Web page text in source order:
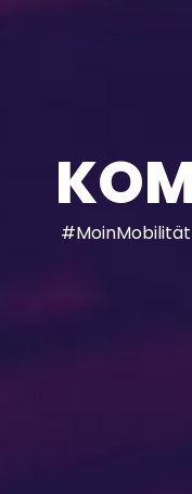
#MoinMobilität